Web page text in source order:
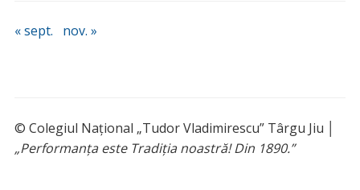
« sept. nov. »
© Colegiul Național „Tudor Vladimirescu” Târgu Jiu │
„Performanța este Tradiția noastră! Din 1890.”